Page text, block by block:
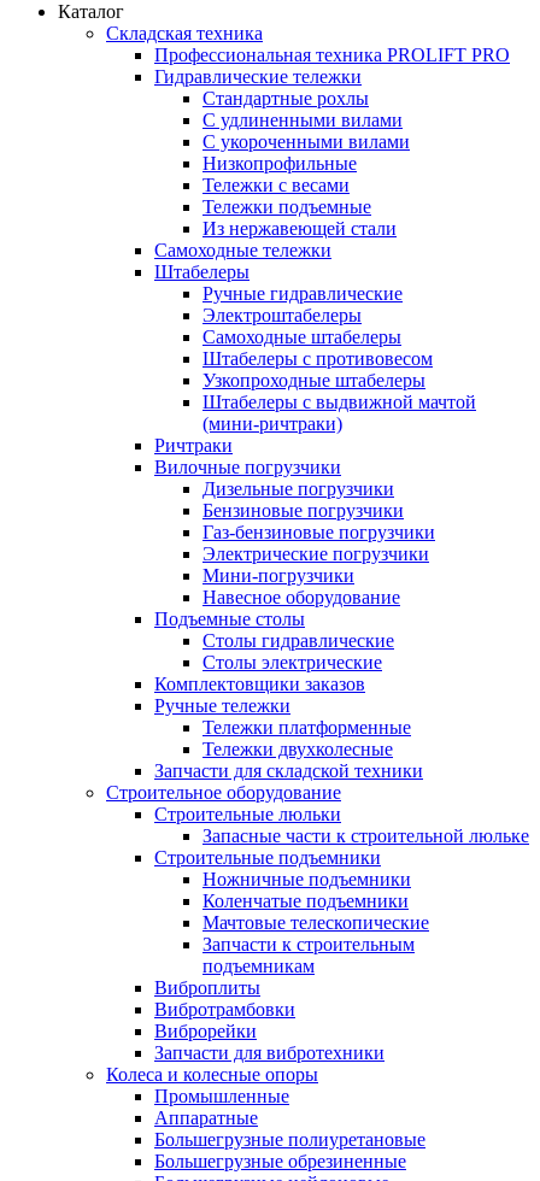
Каталог
Складская техника
Профессиональная техника PROLIFT PRO
Гидравлические тележки
Стандартные рохлы
С удлиненными вилами
С укороченными вилами
Низкопрофильные
Тележки с весами
Тележки подъемные
Из нержавеющей стали
Самоходные тележки
Штабелеры
Ручные гидравлические
Электроштабелеры
Самоходные штабелеры
Штабелеры с противовесом
Узкопроходные штабелеры
Штабелеры с выдвижной мачтой
(мини-ричтраки)
Ричтраки
Вилочные погрузчики
Дизельные погрузчики
Бензиновые погрузчики
Газ-бензиновые погрузчики
Электрические погрузчики
Мини-погрузчики
Навесное оборудование
Подъемные столы
Столы гидравлические
Столы электрические
Комплектовщики заказов
Ручные тележки
Тележки платформенные
Тележки двухколесные
Запчасти для складской техники
Строительное оборудование
Строительные люльки
Запасные части к строительной люльке
Строительные подъемники
Ножничные подъемники
Коленчатые подъемники
Мачтовые телескопические
Запчасти к строительным
подъемникам
Виброплиты
Вибротрамбовки
Виброрейки
Запчасти для вибротехники
Колеса и колесные опоры
Промышленные
Аппаратные
Большегрузные полиуретановые
Большегрузные обрезиненные